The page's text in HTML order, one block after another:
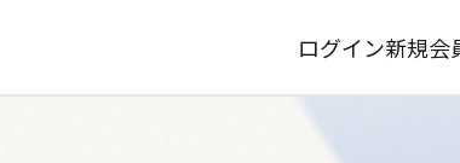
ログイン新規会